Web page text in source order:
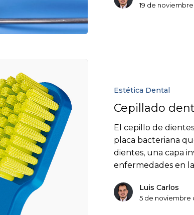
19 de
Estética Dental
Cepillado
El cepillo de
placa bacteriana
dientes, una capa
enfermedades en
Luis Carlos
5 de noviembre